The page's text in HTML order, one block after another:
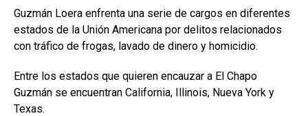
Guzmán Loera enfrenta una serie de cargos en diferentes
estados de la Unión Americana por delitos relacionados
con tráfico de frogas, lavado de dinero y homicidio.
Entre los estados que quieren encauzar a El Chapo
Guzmán se encuentran California, Illinois, Nueva York y
Texas.